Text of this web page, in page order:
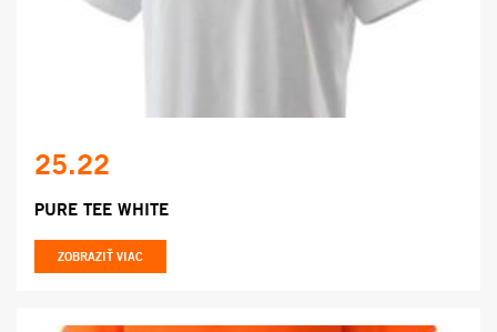
25.22
PURE TEE WHITE
ZOBRAZIŤ VIAC